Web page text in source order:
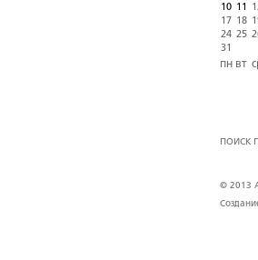
10 11
17
18
24 25
31
пн вт
ПОИСК
© 2013